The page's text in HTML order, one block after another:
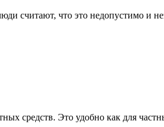
считают, что это недопустимо и
средств. Это удобно как для